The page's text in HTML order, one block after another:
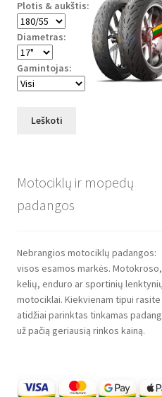
Plotis & aukštis:
Diametras:
Gamintojas:
Leškoti
Motociklų ir mopedų
padangos
Nebrangios motociklų padangos:
visos esamos markės. Motokroso,
kelių, enduro ar sportinių
motociklai. Kiekvienam tipui rasite
atidžiai parinktas tinkamas
už pačią geriausią rinkos kainą.